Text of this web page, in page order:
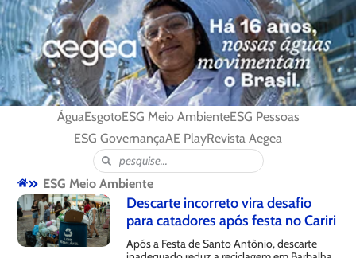
ÁguaEsgotoESG Meio AmbienteESG Pessoas
ESG GovernançaAE PlayRevista Aegea
ESG Meio Ambiente
Descarte incorreto vira desafio
para catadores após festa no Cariri
Após a Festa de Santo Antônio, descarte